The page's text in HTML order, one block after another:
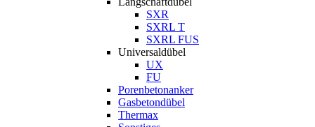
SXR
SXRL T
SXRL FUS
Universaldübel
UX
FU
Porenbetonanker
Gasbetondübel
Thermax